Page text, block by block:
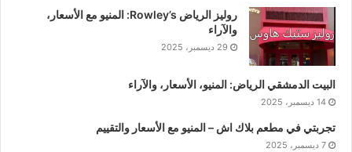
روليز الرياض Rowley’s: المنيو مع الأسعار،
والآراء
29 ديسمبر، 2025
البيت الدمشقي الرياض: المنيو، الأسعار، والآراء
14 ديسمبر، 2025
تجربتي في مطعم بلاك اش – المنيو مع الأسعار والتقييم
7 ديسمبر، 2025